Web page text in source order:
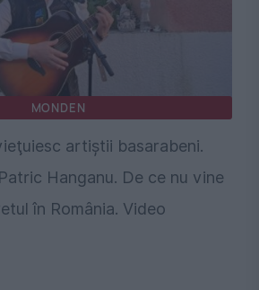
MONDEN
artiştii basarabeni.
Hanganu. De ce nu vine
în România. Video